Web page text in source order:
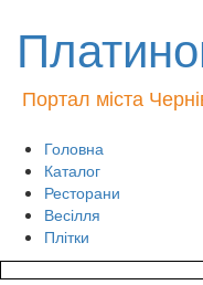
Портал міста
Головна
Каталог
Ресторани
Весілля
Плітки